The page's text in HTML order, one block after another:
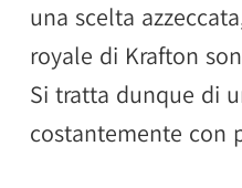
una scelta
royale di Krafton
Si tratta dunque di
costantemente con